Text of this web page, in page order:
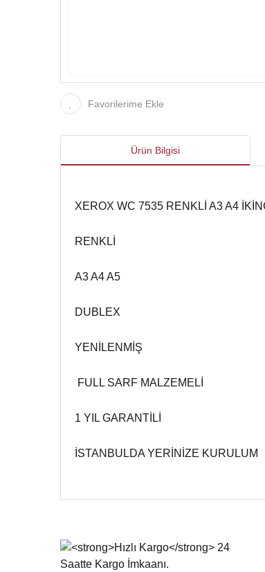
Favorilerime Ekle
Ürün Bilgisi
XEROX WC 7535 RENKLİ A3 A4
RENKLİ
A3 A4 A5
DUBLEX
YENİLENMİŞ
FULL SARF MALZEMELİ
1 YIL GARANTİLİ
İSTANBULDA YERİNİZE KURULUM
Bu ürünün fiyat bilgisi, resim, ürün
Ürün resmi kalitesiz, bozuk veya
Ürün açıklamasında eksik bilgiler